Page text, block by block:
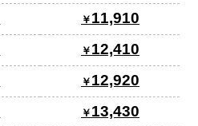
11,910
12,410
12,920
13,430